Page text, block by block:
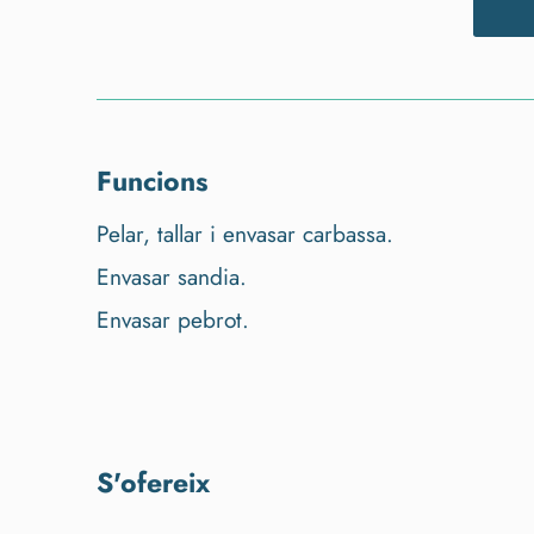
funcions
Pelar, tallar i envasar carbassa.
Envasar sandia.
Envasar pebrot.
s'ofereix